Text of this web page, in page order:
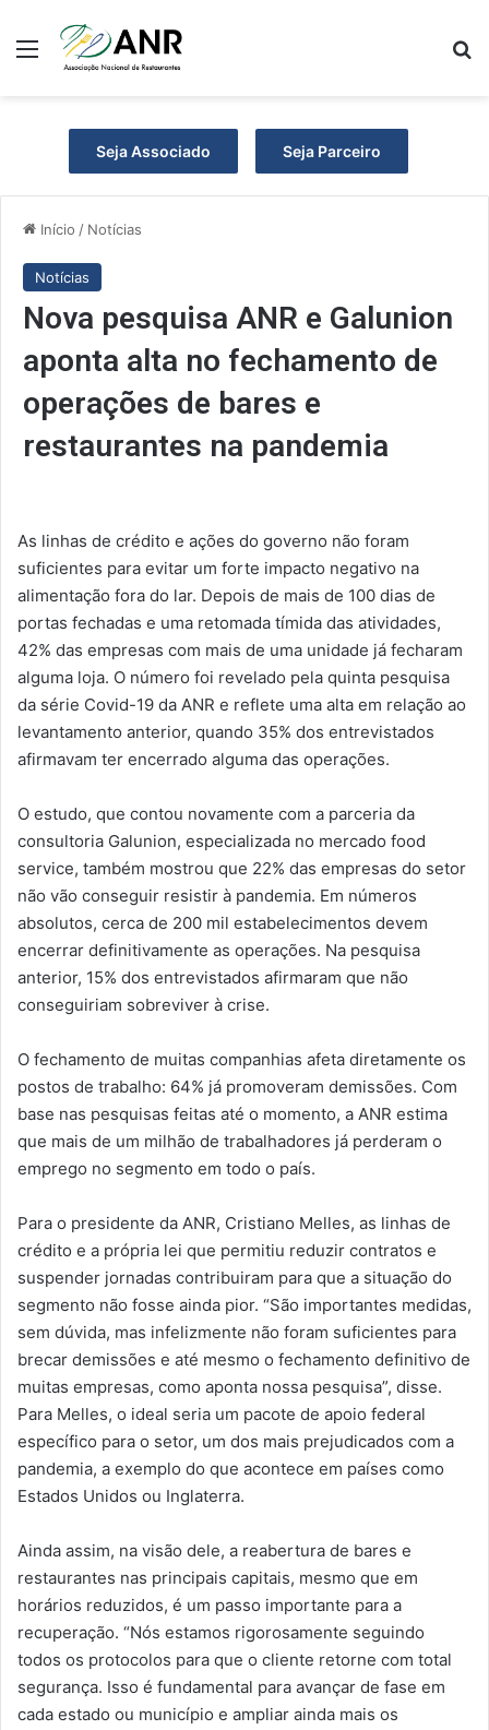
Menu
Seja Associado Seja Parceiro
Início / Notícias
Notícias
Nova pesquisa ANR e Galunion
aponta alta no fechamento de
operações de bares e
restaurantes na pandemia
As linhas de crédito e ações do governo não foram
suficientes para evitar um forte impacto negativo na
alimentação fora do lar. Depois de mais de 100 dias de
portas fechadas e uma retomada tímida das atividades,
42% das empresas com mais de uma unidade já fecharam
alguma loja. O número foi revelado pela quinta pesquisa
da série Covid-19 da ANR e reflete uma alta em relação ao
levantamento anterior, quando 35% dos entrevistados
afirmavam ter encerrado alguma das operações.
O estudo, que contou novamente com a parceria da
consultoria Galunion, especializada no mercado food
service, também mostrou que 22% das empresas do setor
não vão conseguir resistir à pandemia. Em números
absolutos, cerca de 200 mil estabelecimentos devem
encerrar definitivamente as operações. Na pesquisa
anterior, 15% dos entrevistados afirmaram que não
conseguiriam sobreviver à crise.
O fechamento de muitas companhias afeta diretamente os
postos de trabalho: 64% já promoveram demissões. Com
base nas pesquisas feitas até o momento, a ANR estima
que mais de um milhão de trabalhadores já perderam o
emprego no segmento em todo o país.
Para o presidente da ANR, Cristiano Melles, as linhas de
crédito e a própria lei que permitiu reduzir contratos e
suspender jornadas contribuiram para que a situação do
segmento não fosse ainda pior. “São importantes medidas,
sem dúvida, mas infelizmente não foram suficientes para
brecar demissões e até mesmo o fechamento definitivo de
muitas empresas, como aponta nossa pesquisa”, disse.
Para Melles, o ideal seria um pacote de apoio federal
específico para o setor, um dos mais prejudicados com a
pandemia, a exemplo do que acontece em países como
Estados Unidos ou Inglaterra.
Ainda assim, na visão dele, a reabertura de bares e
restaurantes nas principais capitais, mesmo que em
horários reduzidos, é um passo importante para a
recuperação. “Nós estamos rigorosamente seguindo
todos os protocolos para que o cliente retorne com total
segurança. Isso é fundamental para avançar de fase em
cada estado ou município e ampliar ainda mais os